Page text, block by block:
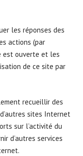
les réponses des
actions (par
est ouverte et les
de ce site par
recueillir des
sites Internet
sur l’activité du
d’autres services